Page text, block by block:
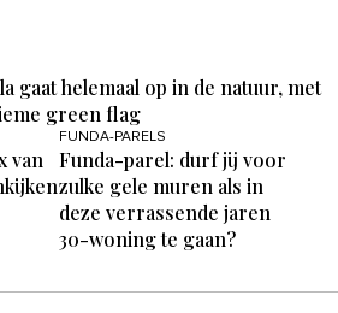
gaat helemaal op in de natuur, met
green flag
van
FUNDA-PARELS
Funda-parel: durf jij voor
zulke gele muren als in
deze verrassende jaren
30-woning te gaan?